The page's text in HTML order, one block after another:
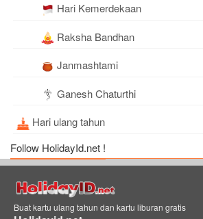
Hari Kemerdekaan
Raksha Bandhan
Janmashtami
Ganesh Chaturthi
Hari ulang tahun
Follow HolidayId.net !
Buat kartu ulang tahun dan kartu liburan gratis